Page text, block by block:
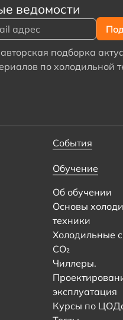
ведомости
подборка
по холодильной
События
Обучение
Об обучении
Основы
техники
Холодильные
CO₂
Чиллеры.
эксплуатация
Курсы по